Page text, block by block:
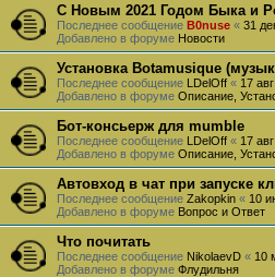
С Новым 2021 Годом Быка и
Последнее сообщение B0nuse « 31
Добавлено в форуме Новости
Установка Botamusique
Последнее сообщение LDelOff « 17
Добавлено в форуме Описание,
Бот-консьерж для mumble
Последнее сообщение LDelOff « 17
Добавлено в форуме Описание,
Автовход в чат при запуске
Последнее сообщение Zakopkin « 10
Добавлено в форуме Вопрос и Ответ
Что почитать
Последнее сообщение NikolaevD « 10
Добавлено в форуме Флудильня